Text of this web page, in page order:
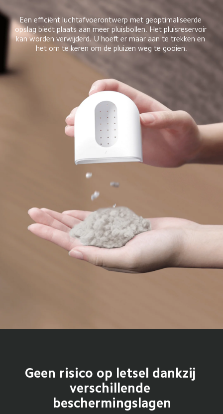
Een efficiënt luchtafvoerontwerp met geoptimaliseerde
opslag biedt plaats aan meer pluisbollen. Het pluisreservoir
kan worden verwijderd. U hoeft er maar aan te trekken en
het om te keren om de pluizen weg te gooien.
Geen risico op letsel dankzij
verschillende
beschermingslagen